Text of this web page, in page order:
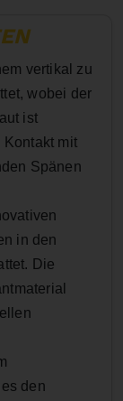
vertikal zu
wobei der
ist
Kontakt mit
Spänen
in den
Die
den